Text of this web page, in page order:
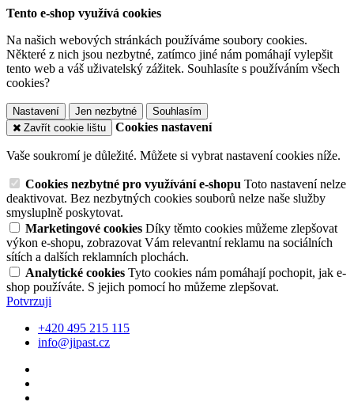
Tento e-shop využívá cookies
Na našich webových stránkách používáme soubory cookies.
Některé z nich jsou nezbytné, zatímco jiné nám pomáhají vylepšit
tento web a váš uživatelský zážitek. Souhlasíte s používáním všech
cookies?
Nastavení Jen nezbytné
Souhlasím
Zavřít cookie lištu
Cookies nastavení
Vaše soukromí je důležité. Můžete si vybrat nastavení cookies níže.
Cookies nezbytné pro využívání e-shopu Toto nastavení nelze
deaktivovat. Bez nezbytných cookies souborů nelze naše služby
smysluplně poskytovat.
Marketingové cookies Díky těmto cookies můžeme zlepšovat
výkon e-shopu, zobrazovat Vám relevantní reklamu na sociálních
sítích a dalších reklamních plochách.
Analytické cookies Tyto cookies nám pomáhají pochopit, jak e-
shop používáte. S jejich pomocí ho můžeme zlepšovat.
Potvrzuji
+420 495 215 115
info@jipast.cz